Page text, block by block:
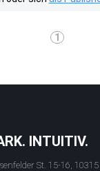
1
INTUITIV.
St. 15-16,